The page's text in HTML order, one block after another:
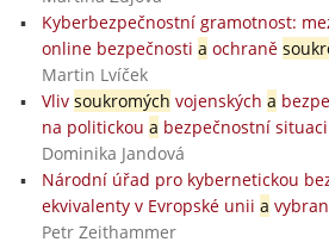
Kyberbezpečnostní gramotnost:
online bezpečnosti a ochraně
Martin Lvíček
Vliv soukromých vojenských a
na politickou a bezpečnostní
Dominika Jandová
Národní úřad pro kybernetickou
ekvivalenty v Evropské unii a
Petr Zeithammer